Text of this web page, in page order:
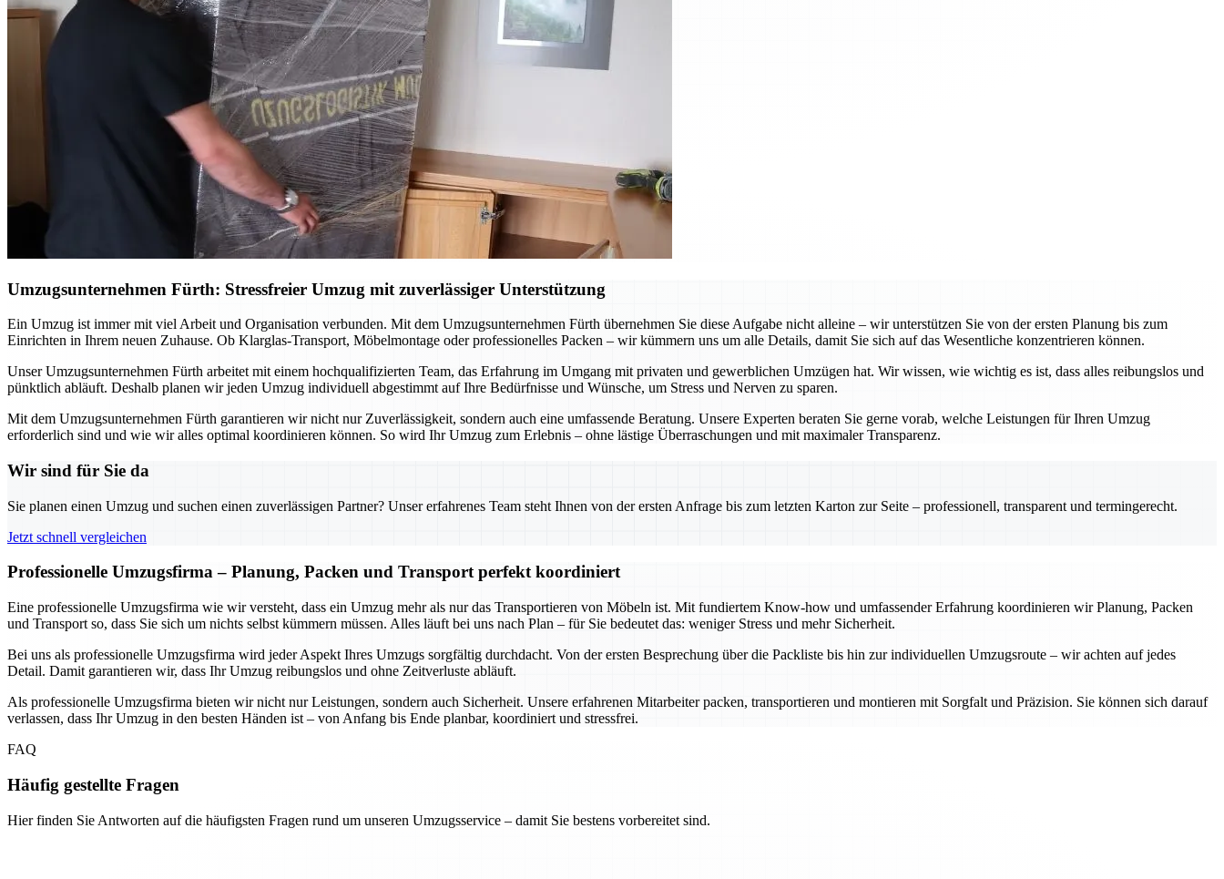
Umzugsunternehmen Fürth: Stressfreier Umzug mit zuverlässiger Unterstützung
Ein Umzug ist immer mit viel Arbeit und Organisation verbunden. Mit dem Umzugsunternehmen Fürth übernehmen Sie diese Aufgabe nicht alleine – wir unterstützen Sie von der ersten Planung bis zum
Einrichten in Ihrem neuen Zuhause. Ob Klarglas-Transport, Möbelmontage oder professionelles Packen – wir kümmern uns um alle Details, damit Sie sich auf das Wesentliche konzentrieren können.
Unser Umzugsunternehmen Fürth arbeitet mit einem hochqualifizierten Team, das Erfahrung im Umgang mit privaten und gewerblichen Umzügen hat. Wir wissen, wie wichtig es ist, dass alles reibungslos und
pünktlich abläuft. Deshalb planen wir jeden Umzug individuell abgestimmt auf Ihre Bedürfnisse und Wünsche, um Stress und Nerven zu sparen.
Mit dem Umzugsunternehmen Fürth garantieren wir nicht nur Zuverlässigkeit, sondern auch eine umfassende Beratung. Unsere Experten beraten Sie gerne vorab, welche Leistungen für Ihren Umzug
erforderlich sind und wie wir alles optimal koordinieren können. So wird Ihr Umzug zum Erlebnis – ohne lästige Überraschungen und mit maximaler Transparenz.
Wir sind für Sie da
Sie planen einen Umzug und suchen einen zuverlässigen Partner? Unser erfahrenes Team steht Ihnen von der ersten Anfrage bis zum letzten Karton zur Seite – professionell, transparent und termingerecht.
Jetzt schnell vergleichen
Professionelle Umzugsfirma – Planung, Packen und Transport perfekt koordiniert
Eine professionelle Umzugsfirma wie wir versteht, dass ein Umzug mehr als nur das Transportieren von Möbeln ist. Mit fundiertem Know-how und umfassender Erfahrung koordinieren wir Planung, Packen
und Transport so, dass Sie sich um nichts selbst kümmern müssen. Alles läuft bei uns nach Plan – für Sie bedeutet das: weniger Stress und mehr Sicherheit.
Bei uns als professionelle Umzugsfirma wird jeder Aspekt Ihres Umzugs sorgfältig durchdacht. Von der ersten Besprechung über die Packliste bis hin zur individuellen Umzugsroute – wir achten auf jedes
Detail. Damit garantieren wir, dass Ihr Umzug reibungslos und ohne Zeitverluste abläuft.
Als professionelle Umzugsfirma bieten wir nicht nur Leistungen, sondern auch Sicherheit. Unsere erfahrenen Mitarbeiter packen, transportieren und montieren mit Sorgfalt und Präzision. Sie können sich darauf
verlassen, dass Ihr Umzug in den besten Händen ist – von Anfang bis Ende planbar, koordiniert und stressfrei.
FAQ
Häufig gestellte Fragen
Hier finden Sie Antworten auf die häufigsten Fragen rund um unseren Umzugsservice – damit Sie bestens vorbereitet sind.